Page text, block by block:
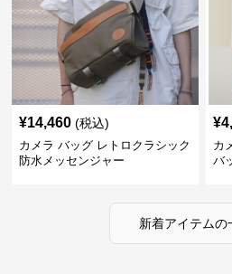
¥14,460 (税込)
カメラ バッグ レトロクラシック
防水メッセンジャー
¥
カ
バ
新着アイテムの